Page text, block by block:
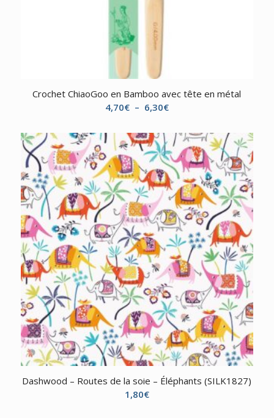
Crochet ChiaoGoo en Bamboo avec tête en métal
4,70€ – 6,30€Plage
prix :
4,70€
à
6,30€
Dashwood – Routes de la soie – Éléphants (SILK1827)
1,80€